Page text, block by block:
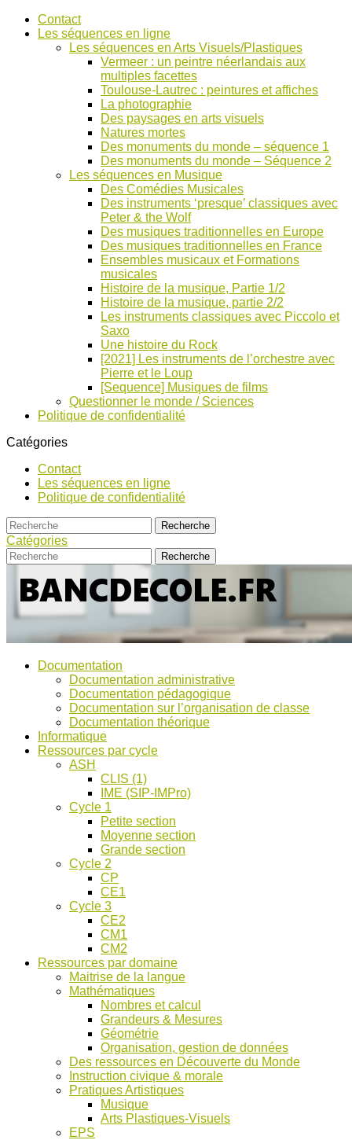
AccéderContact
Les séquences en ligne
Les séquences en Arts Visuels/Plastiques
Vermeer : un peintre néerlandais aux
multiples facettes
Toulouse-Lautrec : peintures et affiches
La photographie
Des paysages en arts visuels
Natures mortes
Des monuments du monde – séquence 1
Des monuments du monde – Séquence 2
Les séquences en Musique
Des Comédies Musicales
Des instruments ‘presque’ classiques avec
Peter & the Wolf
Des musiques traditionnelles en Europe
Des musiques traditionnelles en France
Ensembles musicaux et Formations
musicales
Histoire de la musique, Partie 1/2
Histoire de la musique, partie 2/2
Les instruments classiques avec Piccolo et
Saxo
Une histoire du Rock
[2021] Les instruments de l’orchestre avec
Pierre et le Loup
[Sequence] Musiques de films
Questionner le monde / Sciences
Politique de confidentialité
Catégories
Contact
Les séquences en ligne
Politique de confidentialité
Catégories
Bancs
d’Ecole
pour
discussions
Documentation
Documentation administrative
Documentation pédagogique
Documentation sur l’organisation de classe
Documentation théorique
Informatique
Ressources par cycle
ASH
CLIS (1)
IME (SIP-IMPro)
Cycle 1
Petite section
Moyenne section
Grande section
Cycle 2
CP
CE1
Cycle 3
CE2
CM1
CM2
Ressources par domaine
Maitrise de la langue
Mathématiques
Nombres et calcul
Grandeurs & Mesures
Géométrie
Organisation, gestion de données
Des ressources en Découverte du Monde
Instruction civique & morale
Pratiques Artistiques
Musique
Arts Plastiques-Visuels
EPS